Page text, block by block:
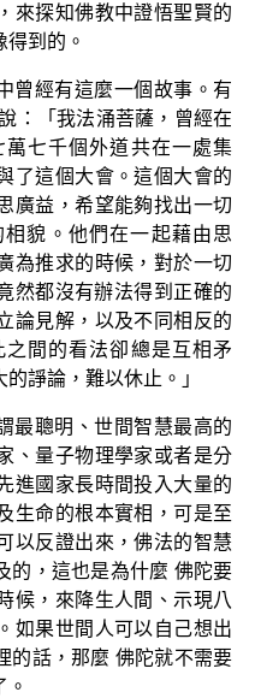
來探知佛教中證悟聖賢的
到的。
曾經有這麼一個故事。有
：「我法涌菩薩，曾經在
七千個外道共在一處集
了這個大會。這個大會的
廣益，希望能夠找出一切
貌。他們在一起藉由思
為推求的時候，對於一切
都沒有辦法得到正確的
論見解，以及不同相反的
間的看法卻總是互相矛
諍論，難以休止。」
最聰明、世間智慧最高的
、量子物理學家或者是分
進國家長時間投入大量的
生命的根本實相，可是至
以反證出來，佛法的智慧
的，這也是為什麼 佛陀要
候，來降生人間、示現八
如果世間人可以自己想出
的話，那麼 佛陀就不需要